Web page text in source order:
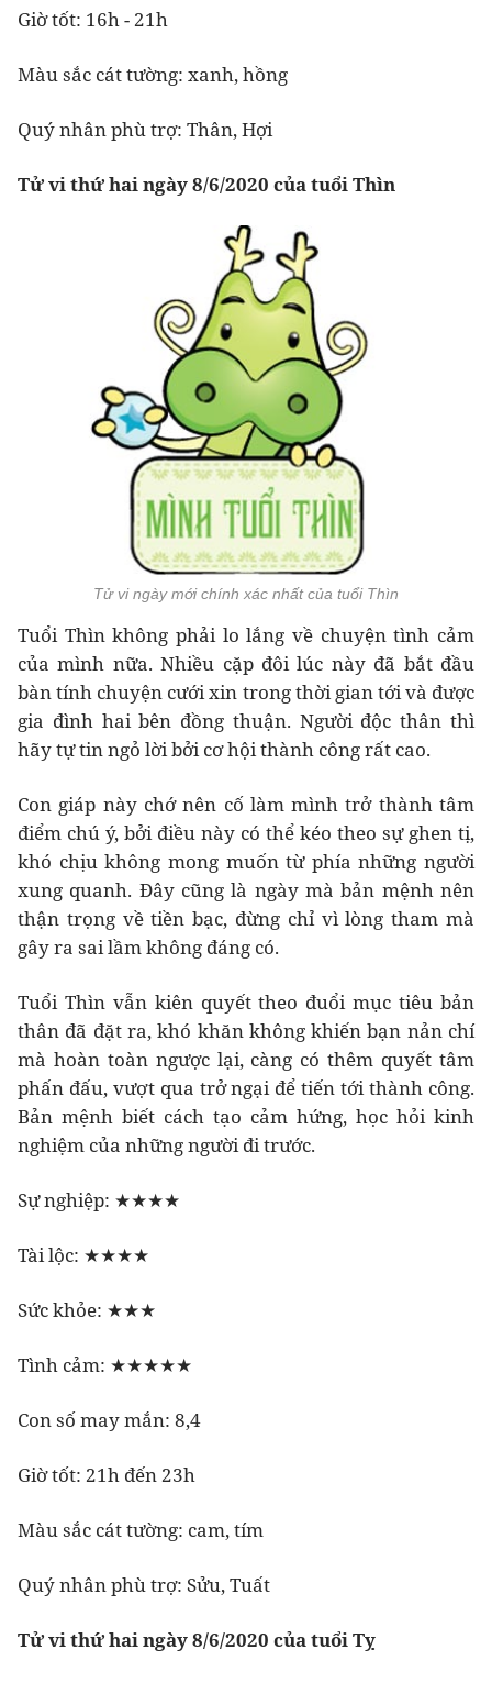
Giờ tốt: 16h - 21h
Màu sắc cát tường: xanh, hồng
Quý nhân phù trợ: Thân, Hợi
Tử vi thứ hai ngày 8/6/2020 của tuổi Thìn
Tử vi ngày mới chính xác nhất của tuổi Thìn
Tuổi Thìn không phải lo lắng về chuyện tình cảm
của mình nữa. Nhiều cặp đôi lúc này đã bắt đầu
bàn tính chuyện cưới xin trong thời gian tới và được
gia đình hai bên đồng thuận. Người độc thân thì
hãy tự tin ngỏ lời bởi cơ hội thành công rất cao.
Con giáp này chớ nên cố làm mình trở thành tâm
điểm chú ý, bởi điều này có thể kéo theo sự ghen tị,
khó chịu không mong muốn từ phía những người
xung quanh. Đây cũng là ngày mà bản mệnh nên
thận trọng về tiền bạc, đừng chỉ vì lòng tham mà
gây ra sai lầm không đáng có.
Tuổi Thìn vẫn kiên quyết theo đuổi mục tiêu bản
thân đã đặt ra, khó khăn không khiến bạn nản chí
mà hoàn toàn ngược lại, càng có thêm quyết tâm
phấn đấu, vượt qua trở ngại để tiến tới thành công.
Bản mệnh biết cách tạo cảm hứng, học hỏi kinh
nghiệm của những người đi trước.
Sự nghiệp: ★★★★
Tài lộc: ★★★★
Sức khỏe: ★★★
Tình cảm: ★★★★★
Con số may mắn: 8,4
Giờ tốt: 21h đến 23h
Màu sắc cát tường: cam, tím
Quý nhân phù trợ: Sửu, Tuất
Tử vi thứ hai ngày 8/6/2020 của tuổi Tỵ